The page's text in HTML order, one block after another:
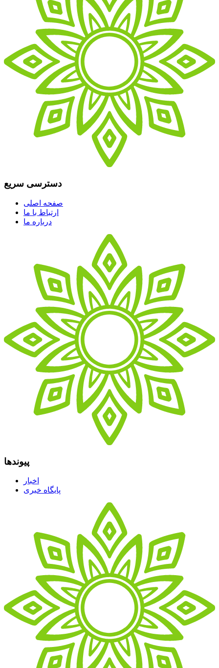
دسترسی سریع
صفحه اصلی
ارتباط با ما
درباره ما
پیوندها
اخبار
پایگاه خبری